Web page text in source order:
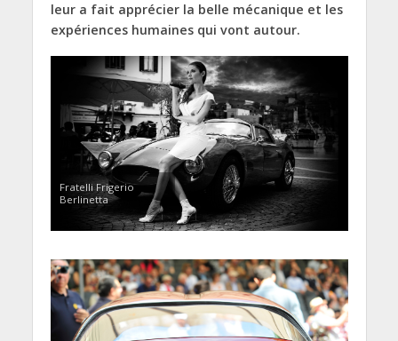
leur a fait apprécier la belle mécanique et les
expériences humaines qui vont autour.
Fratelli Frigerio
Berlinetta